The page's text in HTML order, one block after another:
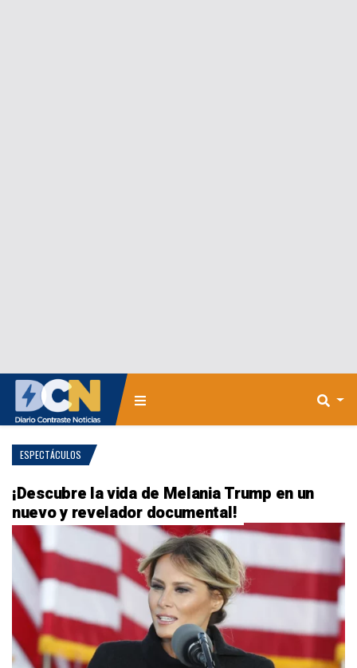
ESPECTÁCULOS
¡Descubre la vida de Melania Trump en un
nuevo y revelador documental!